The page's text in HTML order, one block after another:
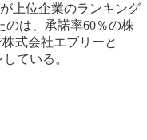
上位企業のランキング
のは、承諾率60％の株
式会社エブリーと
ている。